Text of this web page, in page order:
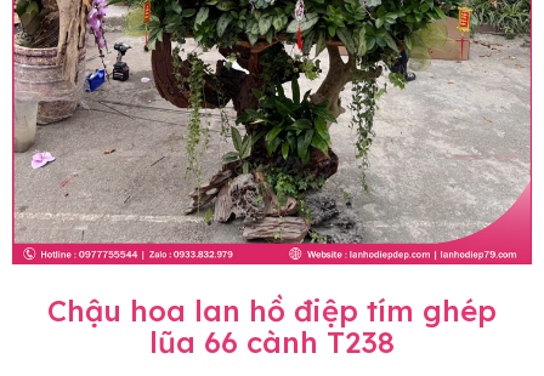
Chậu hoa lan hồ điệp tím ghép
lũa 66 cành T238